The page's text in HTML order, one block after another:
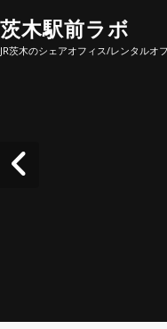
茨木駅前ラボ
JR茨木のシェアオフィス/レンタルオ